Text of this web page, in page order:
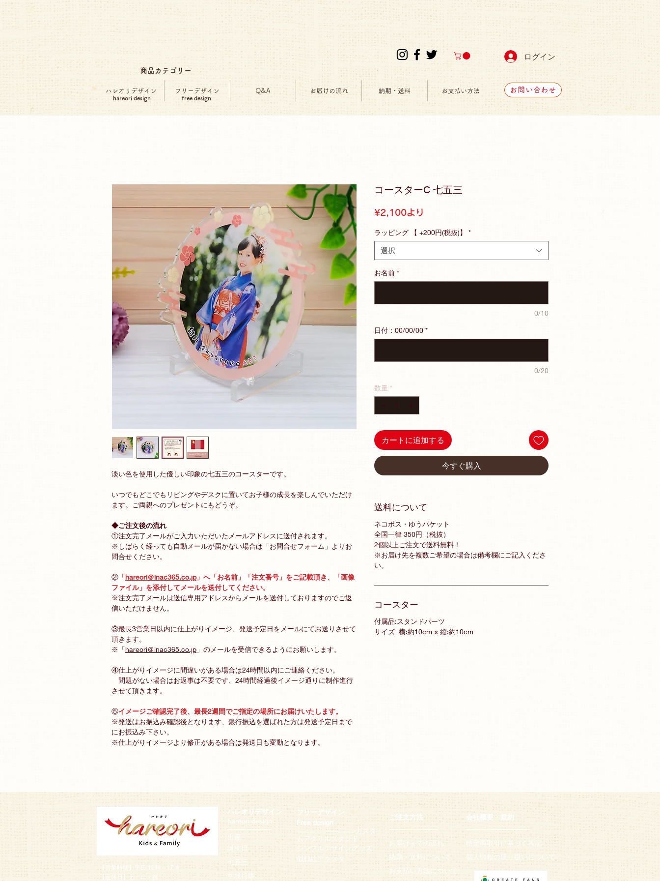
ログイン
商品カテゴリー
ハレオリデザイン フリーデザイン Q&A お届けの流れ 納期・送料 お支払い方法
hareori design free design
お問い合わせ
淡い色を使用した優しい印象の七五三のコースターです。
いつでもどこでもリビングやデスクに置いてお子様の成長を楽しんでいただけ
ます。ご両親へのプレゼントにもどうぞ。
◆ご注文後の流れ
①注文完了メールがご入力いただいたメールアドレスに送付されます。
※しばらく経っても自動メールが届かない場合は「お問合せフォーム」よりお
問合せください。
② 「hareori＠inac365.co.jp」へ「お名前」「注文番号」をご記載頂き、「画像
ファイル」を添付してメールを送付してください。
※注文完了メールは送信専用アドレスからメールを送付しておりますのでご返
信いただけません。
③最長3営業日以内に仕上がりイメージ、発送予定日をメールにてお送りさせて
頂きます。
※「hareori＠inac365.co.jp 」のメールを受信できるようにお願いします。
④仕上がりイメージに間違いがある場合は24時間以内にご連絡ください。
問題がない場合はお返事は不要です、24時間経過後イメージ通りに制作進行
させて頂きます。
⑤イメージご確認完了後、最長2週間でご指定の場所にお届けいたします。
※発送はお振込み確認後となります、銀行振込を選ばれた方は発送予定日まで
にお振込み下さい。
※仕上がりイメージより修正がある場合は発送日も変動となります。
コースターC 七五三
¥2,100より
ル
価
ラッピング 【 +200円(税抜)】 *
選択
お名前 *
0/10
日付：00/00/00 *
0/20
数量 *
カートに追加する
今すぐ購入
送料について
ネコポス・ゆうパケット
全国一律 350円（税抜）
2個以上ご注文で送料無料！
※お届け先を複数ご希望の場合は備考欄にご記入くださ
い。
コースター
付属品:スタンドパーツ
サイズ 横:約10cm × 縦:約10cm
【営業時間】平日 10時～17時
【定休日】土・日・祝
ハレオリデザイン
hareori design
─────────
出産
誕生日
七五三
学校行事
フリーデザイン
Free design
────────────カスタ
ムアクリルスタンド
シンプルデザイングッズ
似顔絵アクス タ
ご注文方法
──────────
お届けまでの流れ
納期・ 送料について
お支払い方法について
会社概要・規約
─────────────
特定商取引に基づく表記​
個人情報の取り扱いについて